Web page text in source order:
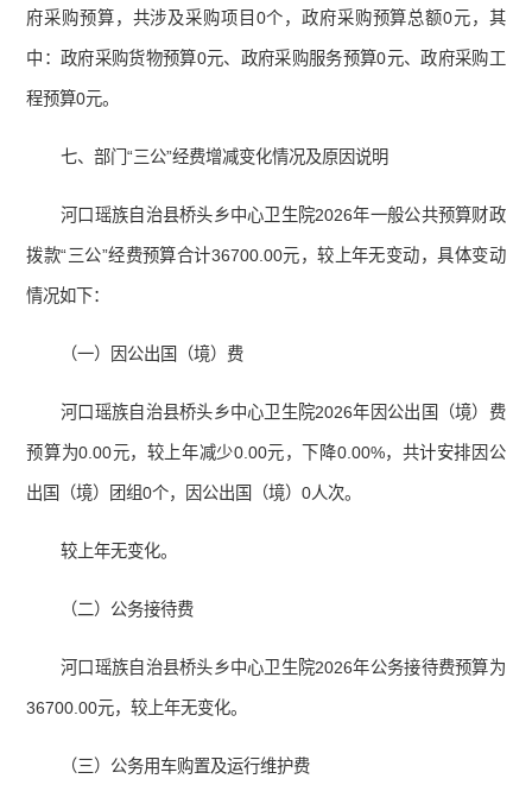
府采购预算，共涉及采购项目0个，政府采购预算总额0元，其
中：政府采购货物预算0元、政府采购服务预算0元、政府采购工
程预算0元。
七、部门“三公”经费增减变化情况及原因说明
河口瑶族自治县桥头乡中心卫生院2026年一般公共预算财政
拨款“三公”经费预算合计36700.00元，较上年无变动，具体变动
情况如下：
（一）因公出国（境）费
河口瑶族自治县桥头乡中心卫生院2026年因公出国（境）费
预算为0.00元，较上年减少0.00元，下降0.00%，共计安排因公
出国（境）团组0个，因公出国（境）0人次。
较上年无变化。
（二）公务接待费
河口瑶族自治县桥头乡中心卫生院2026年公务接待费预算为
36700.00元，较上年无变化。
（三）公务用车购置及运行维护费